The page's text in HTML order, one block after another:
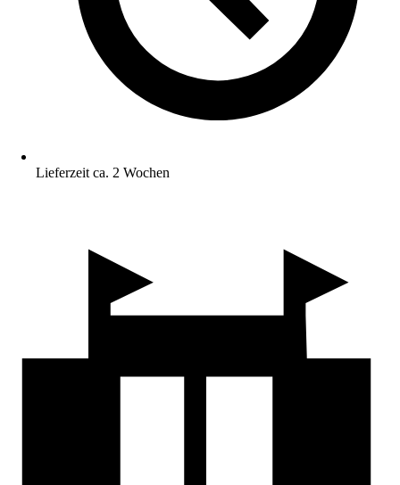
Lieferzeit ca. 2 Wochen